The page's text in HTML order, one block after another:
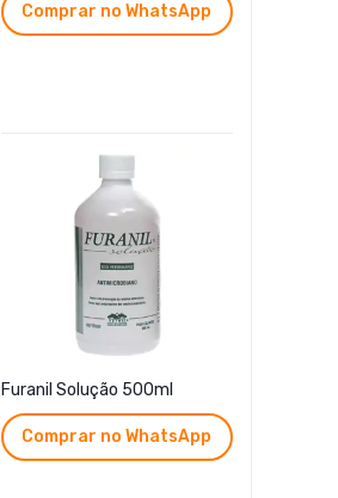
Comprar no WhatsApp
Furanil Solução 500ml
Comprar no WhatsApp